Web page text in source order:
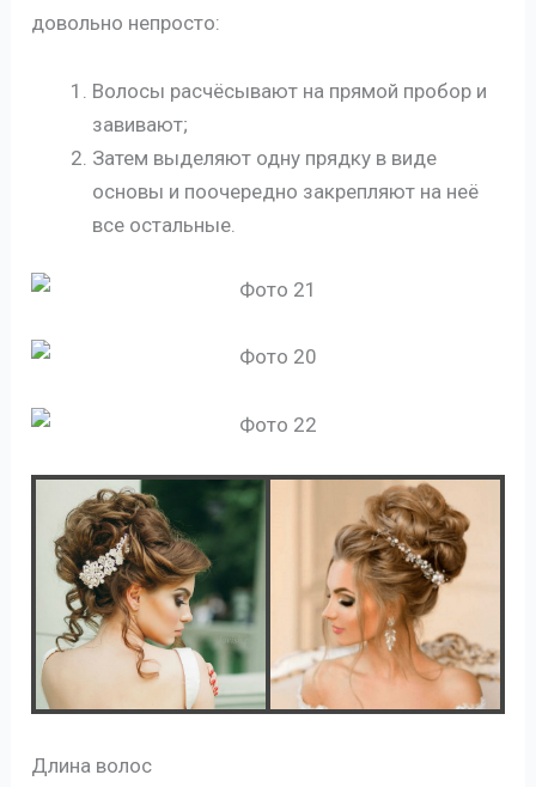
довольно непросто:
Волосы расчёсывают на прямой пробор и
завивают;
Затем выделяют одну прядку в виде
основы и поочередно закрепляют на неё
все остальные.
Длина волос